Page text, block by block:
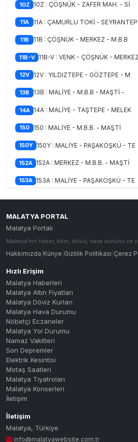
10Z 10Z : ÇÖŞNÜK - ZAFER MAH. - Sİ
11A 11A : ÇAMURLU TOKİ - SEYRANTEP
11B 11B : ÇÖŞNÜK - MERKEZ - M.B.B
11B-V 11B-V : VENK - ÇÖŞNÜK - MERKEZ
12V 12V : YILDIZTEPE - GÖZTEPE - M
13B 13B : MALİYE - M.B.B - MAŞTİ -
14A 14A : MALİYE - TAŞTEPE - MELEK
150 150 : MALİYE - M.B.B. - MAŞTİ
150Y 150Y : MALİYE - PAŞAKÖŞKÜ - TE
152A 152A : MERKEZ - M.B.B. - MAŞTİ
153A 153A : MALİYE - PAŞAKÖŞKÜ - TE
153B 153B : MALİYE - M.B.B. - MAŞTİ
15A 15A : AKPINAR - H.HALİL ÇİFTLİ
15A-C
16B 16B : MALİYE - ORDUZU - BAHÇEB
16C 16C : İNÖNÜ UNV. - CANKOÇ
16K 16K : MALİYE - ÇEVRE YOLU - TE
16M 16M : MALİYE - ÇEVRE YOLU - MA
17A 17A : KARAKAVAK - M.B.B. - AKP
17B 17B : GÜNGÖR - FAHRİ KAYAHAN -
17C 17C : ŞENTEPE - TECDE - GÜNEY
18A 18A : MERKEZ - ÇİLESİZ - TECDE
18A-C 18A-Ç : MERKEZ - ÇİLESİZ - TEC
18A-K 18A-K : MERKEZ - ÇİLESİZ - TEC
MALATYA PORTAL
Malatya Portalı
Malatya'nın haber, altın, döviz, hava durumu ve
Hakkımızda Künye Gizlilik Politikası Çerez
Hızlı Erişim
Malatya Haberleri
Malatya Altın Fiyatları
Malatya Döviz Kurları
Malatya Hava Durumu
Nöbetçi Eczaneler
Malatya Yol Durumu
Namaz Vakitleri
Son Depremler
Elektrik Kesintisi
Motaş Saatleri
Malatya Tiyatroları
Malatya Konserleri
İletişim
İletişim
Malatya, Türkiye
info@malatyawebsite.com.tr